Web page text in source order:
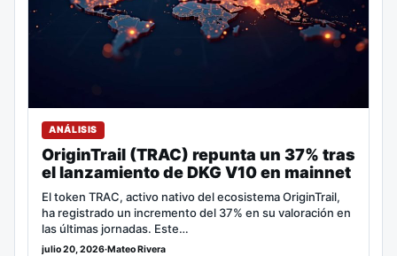
ANÁLISIS
OriginTrail (TRAC) repunta un 37% tras
el lanzamiento de DKG V10 en mainnet
El token TRAC, activo nativo del ecosistema OriginTrail,
ha registrado un incremento del 37% en su valoración en
las últimas jornadas. Este…
julio 20, 2026·Mateo Rivera